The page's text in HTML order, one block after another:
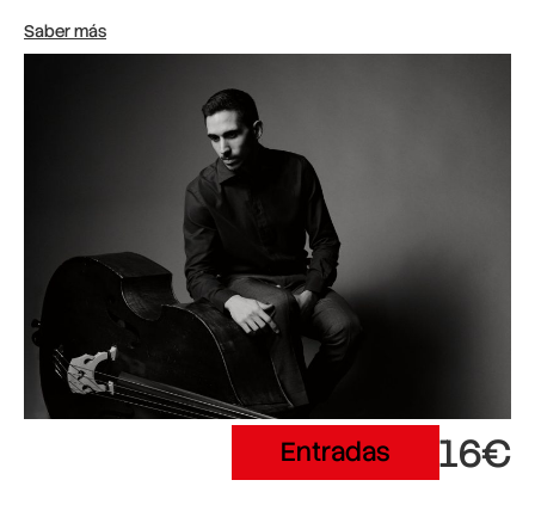
Saber más
Entradas 16€